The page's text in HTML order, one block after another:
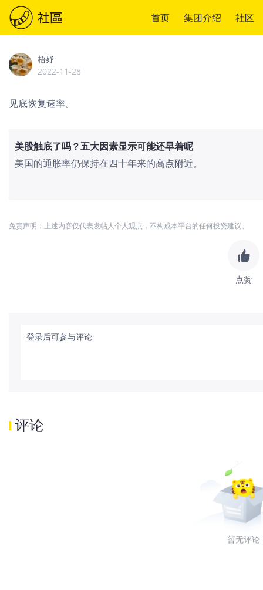
首页 集团介绍 社区
梧妤
2022-11-28
见底恢复速率。
美股触底了吗？五大因素显示可能还早着呢
美国的通胀率仍保持在四十年来的高点附近。
免责声明：上述内容仅代表发帖人个人观点，不构成本平台的任何投资建议。
点赞
登录后可参与评论
评论
暂无评论